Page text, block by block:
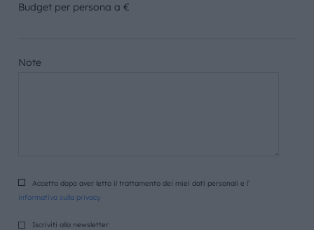
Budget per persona a €
Note
Accetto dopo aver letto il trattamento dei miei dati personali e l’
informativa sulla privacy
Iscriviti alla newsletter